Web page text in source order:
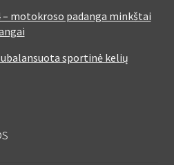
– motokroso padanga minkštai
sportinė kelių